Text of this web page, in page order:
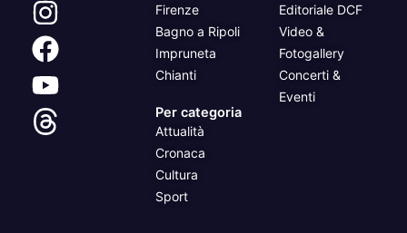
Firenze
Bagno a Ripoli
Impruneta
Chianti
Per categoria
Attualità
Cronaca
Cultura
Sport
Editoriale DCF
Video &
Fotogallery
Concerti &
Eventi